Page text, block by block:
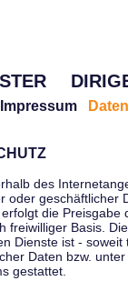
Impressum
des
oder geschäftlicher
die Preisgabe
freiwilliger Basis.
Dienste ist -
Daten bzw.
gestattet.